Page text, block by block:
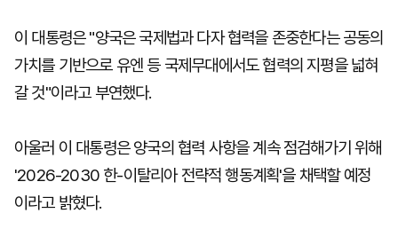
이 대통령은 "양국은 국제법과 다자 협력을 존중한다는 공동의
가치를 기반으로 유엔 등 국제무대에서도 협력의 지평을 넓혀
갈 것"이라고 부연했다.
아울러 이 대통령은 양국의 협력 사항을 계속 점검해가기 위해
'2026-2030 한-이탈리아 전략적 행동계획'을 채택할 예정
이라고 밝혔다.